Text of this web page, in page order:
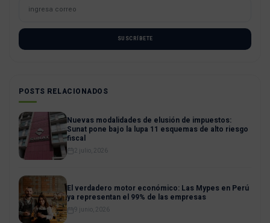
SUSCRÍBETE
POSTS RELACIONADOS
Nuevas modalidades de elusión de impuestos:
Sunat pone bajo la lupa 11 esquemas de alto riesgo
fiscal
2 julio, 2026
El verdadero motor económico: Las Mypes en Perú
ya representan el 99% de las empresas
9 junio, 2026